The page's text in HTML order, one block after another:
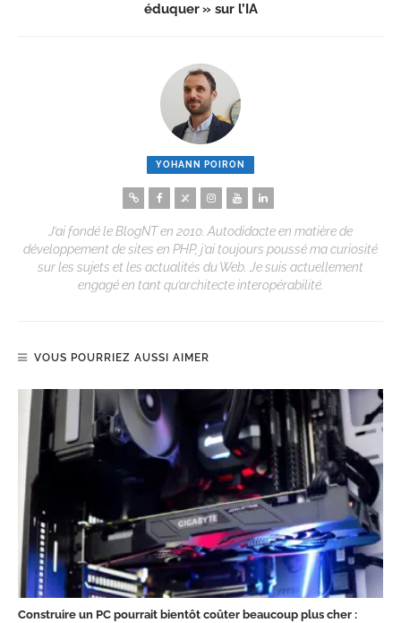
éduquer » sur l’IA
YOHANN POIRON
J’ai fondé le BlogNT en 2010. Autodidacte en matière de
développement de sites en PHP, j’ai toujours poussé ma curiosité
sur les sujets et les actualités du Web. Je suis actuellement
engagé en tant qu’architecte interopérabilité.
VOUS POURRIEZ AUSSI AIMER
Construire un PC pourrait bientôt coûter beaucoup plus cher :